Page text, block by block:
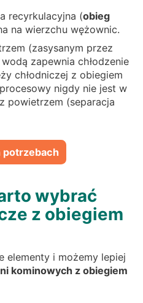
recyrkulacyjna (obieg
na wierzchu wężownic.
(zasysanym przez
zapewnia chłodzenie
chłodniczej z obiegiem
nigdy nie jest w
powietrzem (separacja
potrzebach
wybrać
z obiegiem
elementy i możemy lepiej
kominowych z obiegiem